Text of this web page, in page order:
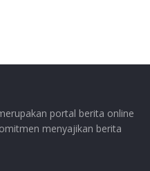
portal berita online
menyajikan berita